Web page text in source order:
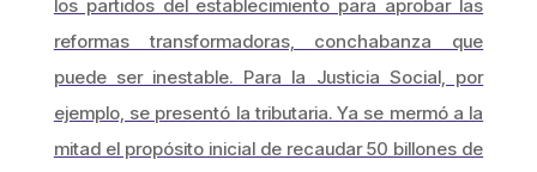
los partidos del establecimiento para aprobar las
reformas transformadoras, conchabanza que
puede ser inestable. Para la Justicia Social, por
ejemplo, se presentó la tributaria. Ya se mermó a la
mitad el propósito inicial de recaudar 50 billones de